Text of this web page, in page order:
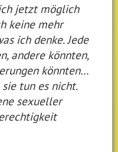
jetzt möglich
keine mehr
ich denke. Jede
andere könnten,
könnten…
tun es nicht.
sexueller